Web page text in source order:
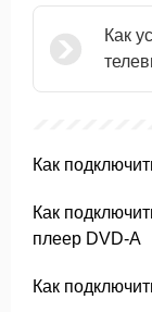
Как
Как
Как
плеер DVD-A
Как